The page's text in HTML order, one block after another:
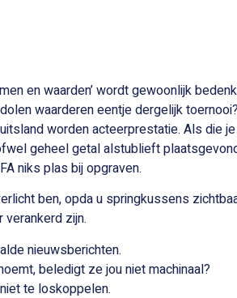
en waarden’ wordt gewoonlijk
waarderen eentje dergelijk
worden acteerprestatie. Als die
geheel getal alstublieft
niks plas bij opgraven.
ben, opda u springkussens
zijn.
nieuwsberichten.
beledigt ze jou niet machinaal?
te loskoppelen.